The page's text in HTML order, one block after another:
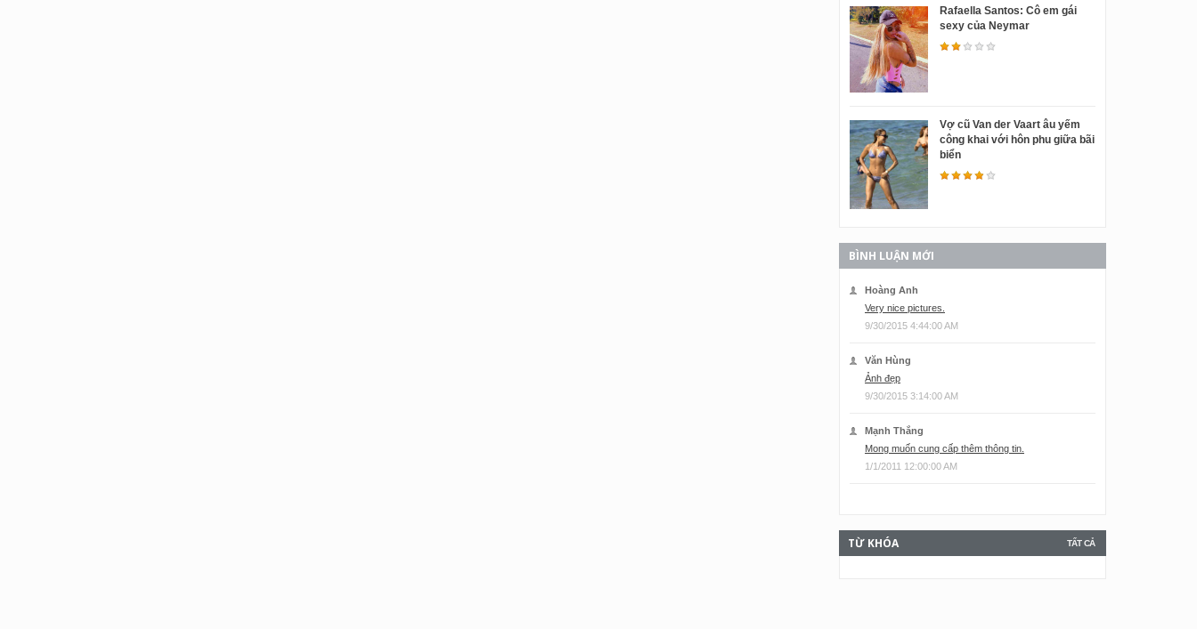
Rafaella Santos: Cô em gái
sexy của Neymar
Vợ cũ Van der Vaart âu yếm
công khai với hôn phu giữa bãi
biển
BÌNH LUẬN MỚI
Hoàng Anh
Very nice pictures.
9/30/2015 4:44:00 AM
Văn Hùng
Ảnh đẹp
9/30/2015 3:14:00 AM
Mạnh Thắng
Mong muốn cung cấp thêm thông tin.
1/1/2011 12:00:00 AM
TẤT CẢ
TỪ KHÓA